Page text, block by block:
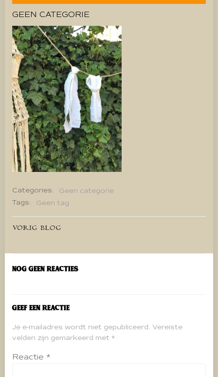
GEEN CATEGORIE
Categories:
Geen categorie
Tags:
Geen tag
Bericht
navigatie
VORIG BLOG
Nog geen reacties
Geef een reactie
Je e-mailadres wordt niet gepubliceerd. Vereiste
velden zijn gemarkeerd met *
Reactie *